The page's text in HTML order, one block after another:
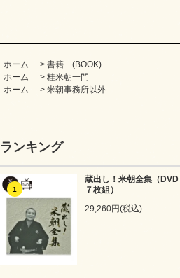
ホーム > 書籍 (BOOK)
ホーム
> 桂米朝一門
ホーム
> 米朝事務所以外
ランキング
1
蔵出し！米朝全集（DVD
７枚組）
29,260円(税込)